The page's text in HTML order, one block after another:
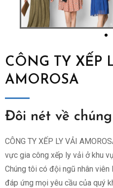
CÔNG TY XẾP
AMOROSA
Đôi nét về
CÔNG TY XẾP LY VẢI
vực gia công xếp ly vải ở khu
Chúng tôi có đội ngũ nhân viên
đáp ứng mọi yêu cầu của quý